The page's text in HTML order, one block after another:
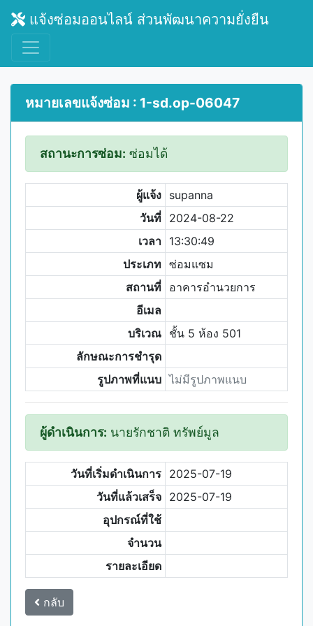
แจ้งซ่อมออนไลน์ ส่วนพัฒนาความยั่งยืน
หมายเลขแจ้งซ่อม : 1-sd.op-06047
สถานะการซ่อม: ซ่อมได้
ผู้แจ้ง supanna
วันที่ 2024-08-22
เวลา 13:30:49
ประเภท ซ่อมแซม
สถานที่ อาคารอำนวยการ
อีเมล
บริเวณ ชั้น 5 ห้อง 501
ลักษณะการชำรุด
รูปภาพที่แนบ ไม่มีรูปภาพแนบ
ผู้ดำเนินการ: นายรักชาติ ทรัพย์มูล
วันที่เริ่มดำเนินการ 2025-07-19
วันที่แล้วเสร็จ 2025-07-19
อุปกรณ์ที่ใช้
จำนวน
รายละเอียด
กลับ